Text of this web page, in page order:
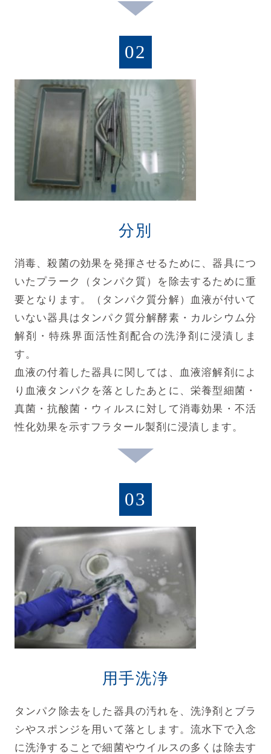
02
分別
消毒、殺菌の効果を発揮させるために、器具につ
いたプラーク（タンパク質）を除去するために重
要となります。（タンパク質分解）血液が付いて
いない器具はタンパク質分解酵素・カルシウム分
解剤・特殊界面活性剤配合の洗浄剤に浸漬しま
す。
血液の付着した器具に関しては、血液溶解剤によ
り血液タンパクを落としたあとに、栄養型細菌・
真菌・抗酸菌・ウィルスに対して消毒効果・不活
性化効果を示すフラタール製剤に浸漬します。
03
用手洗浄
タンパク除去をした器具の汚れを、洗浄剤とブラ
シやスポンジを用いて落とします。流水下で入念
に洗浄することで細菌やウイルスの多くは除去す